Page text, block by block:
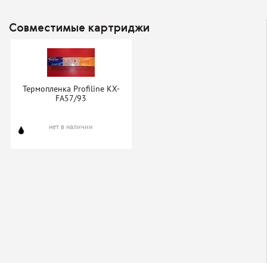
Совместимые картриджи
Термопленка Profiline KX-
FA57/93
нет в наличии